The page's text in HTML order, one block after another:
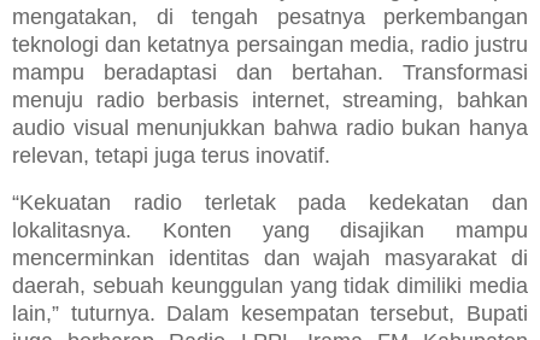
mengatakan, di tengah pesatnya perkembangan
teknologi dan ketatnya persaingan media, radio justru
mampu beradaptasi dan bertahan. Transformasi
menuju radio berbasis internet, streaming, bahkan
audio visual menunjukkan bahwa radio bukan hanya
relevan, tetapi juga terus inovatif.
“Kekuatan radio terletak pada kedekatan dan
lokalitasnya. Konten yang disajikan mampu
mencerminkan identitas dan wajah masyarakat di
daerah, sebuah keunggulan yang tidak dimiliki media
lain,” tuturnya. Dalam kesempatan tersebut, Bupati